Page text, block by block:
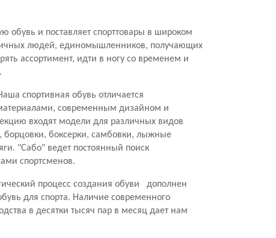
обувь и поставляет спорттовары в широком
людей, единомышленников, получающих
ассортимент, идти в ногу со временем и
спортивная обувь отличается
современным дизайном и
входят модели для различных видов
борцовки, боксерки, самбовки, лыжные
"Сабо" ведет постоянный поиск
спортсменов.
процесс создания обуви дополнен
для спорта. Наличие современного
в десятки тысяч пар в месяц дает нам